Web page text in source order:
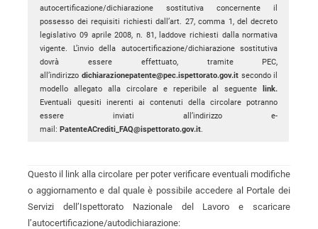
autocertificazione/dichiarazione sostitutiva concernente il
possesso dei requisiti richiesti dall’art. 27, comma 1, del decreto
legislativo 09 aprile 2008, n. 81, laddove richiesti dalla normativa
vigente. L’invio della autocertificazione/dichiarazione sostitutiva
dovrà essere effettuato, tramite PEC,
all’indirizzodichiarazionepatente@pec.ispettorato.gov.it secondo il
modello allegato alla circolare e reperibile al seguente
link.
Eventuali quesiti inerenti ai contenuti della circolare potranno
essere inviati all’indirizzo e-
mail:PatenteACrediti_FAQ@ispettorato.gov.it.
Questo il link alla circolare per poter verificare eventuali modifiche
o aggiornamento e dal quale è possibile accedere al Portale dei
Servizi dell’Ispettorato Nazionale del Lavoro e scaricare
l’autocertificazione/autodichiarazione: